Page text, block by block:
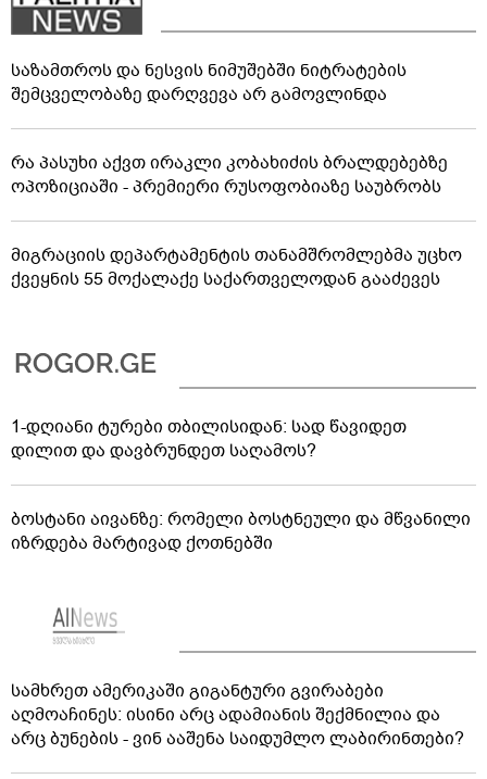
საზამთროს და ნესვის ნიმუშებში ნიტრატების
შემცველობაზე დარღვევა არ გამოვლინდა
რა პასუხი აქვთ ირაკლი კობახიძის ბრალდებებზე
ოპოზიციაში - პრემიერი რუსოფობიაზე საუბრობს
მიგრაციის დეპარტამენტის თანამშრომლებმა უცხო
ქვეყნის 55 მოქალაქე საქართველოდან გააძევეს
1-დღიანი ტურები თბილისიდან: სად წავიდეთ
დილით და დავბრუნდეთ საღამოს?
ბოსტანი აივანზე: რომელი ბოსტნეული და მწვანილი
იზრდება მარტივად ქოთნებში
სამხრეთ ამერიკაში გიგანტური გვირაბები
აღმოაჩინეს: ისინი არც ადამიანის შექმნილია და
არც ბუნების - ვინ ააშენა საიდუმლო ლაბირინთები?